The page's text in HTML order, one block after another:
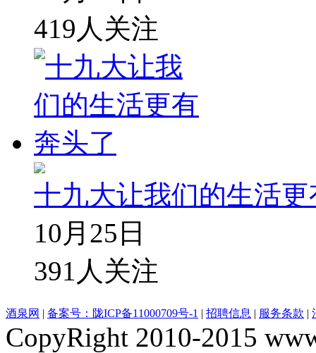
419 人关注
十九大让我们的生活
10月25日
391 人关注
酒泉网 | 备案号：陇ICP备11000709号-1 | 招聘信息 | 服务条款 |
CopyRight 2010-2015